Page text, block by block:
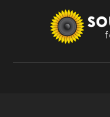
Fai Girare Musica